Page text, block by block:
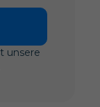
unsere